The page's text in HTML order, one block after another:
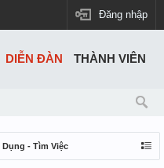
Đăng nhập
Dụng - Tìm Việc
DIỄN ĐÀN THÀNH VIÊN